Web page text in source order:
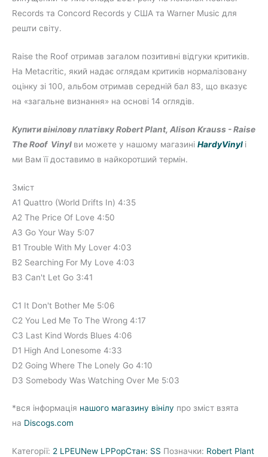
Records та Concord Records у США та Warner Music для
решти світу.
Raise the Roof отримав загалом позитивні відгуки критиків.
На Metacritic, який надає оглядам критиків нормалізовану
оцінку зі 100, альбом отримав середній бал 83, що вказує
на «загальне визнання» на основі 14 оглядів.
Купити вінілову платівку Robert Plant, Alison Krauss - Raise
The Roof Vinyl ви можете у нашому магазині HardyVinyl і
ми Вам її доставимо в найкоротший термін.
Зміст
A1 Quattro (World Drifts In) 4:35
A2 The Price Of Love 4:50
A3 Go Your Way 5:07
B1 Trouble With My Lover 4:03
B2 Searching For My Love 4:03
B3 Can't Let Go 3:41
C1 It Don't Bother Me 5:06
C2 You Led Me To The Wrong 4:17
C3 Last Kind Words Blues 4:06
D1 High And Lonesome 4:33
D2 Going Where The Lonely Go 4:10
D3 Somebody Was Watching Over Me 5:03
*вся інформація нашого магазину вінілу про зміст взята
на Discogs.com
Категорії: 2 LPEUNew LPPopСтан: SS Позначки: Robert Plant